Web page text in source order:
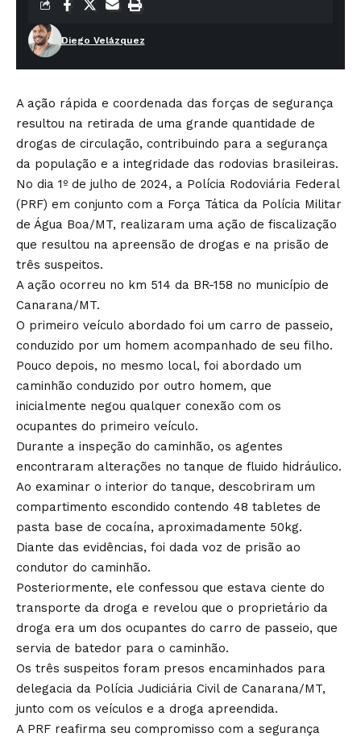
Diego Velázquez
A ação rápida e coordenada das forças de segurança
resultou na retirada de uma grande quantidade de
drogas de circulação, contribuindo para a segurança
da população e a integridade das rodovias brasileiras.
No dia 1º de julho de 2024, a Polícia Rodoviária Federal
(PRF) em conjunto com a Força Tática da Polícia Militar
de Água Boa/MT, realizaram uma ação de fiscalização
que resultou na apreensão de drogas e na prisão de
três suspeitos.
A ação ocorreu no km 514 da BR-158 no município de
Canarana/MT.
O primeiro veículo abordado foi um carro de passeio,
conduzido por um homem acompanhado de seu filho.
Pouco depois, no mesmo local, foi abordado um
caminhão conduzido por outro homem, que
inicialmente negou qualquer conexão com os
ocupantes do primeiro veículo.
Durante a inspeção do caminhão, os agentes
encontraram alterações no tanque de fluido hidráulico.
Ao examinar o interior do tanque, descobriram um
compartimento escondido contendo 48 tabletes de
pasta base de cocaína, aproximadamente 50kg.
Diante das evidências, foi dada voz de prisão ao
condutor do caminhão.
Posteriormente, ele confessou que estava ciente do
transporte da droga e revelou que o proprietário da
droga era um dos ocupantes do carro de passeio, que
servia de batedor para o caminhão.
Os três suspeitos foram presos encaminhados para
delegacia da Polícia Judiciária Civil de Canarana/MT,
junto com os veículos e a droga apreendida.
A PRF reafirma seu compromisso com a segurança